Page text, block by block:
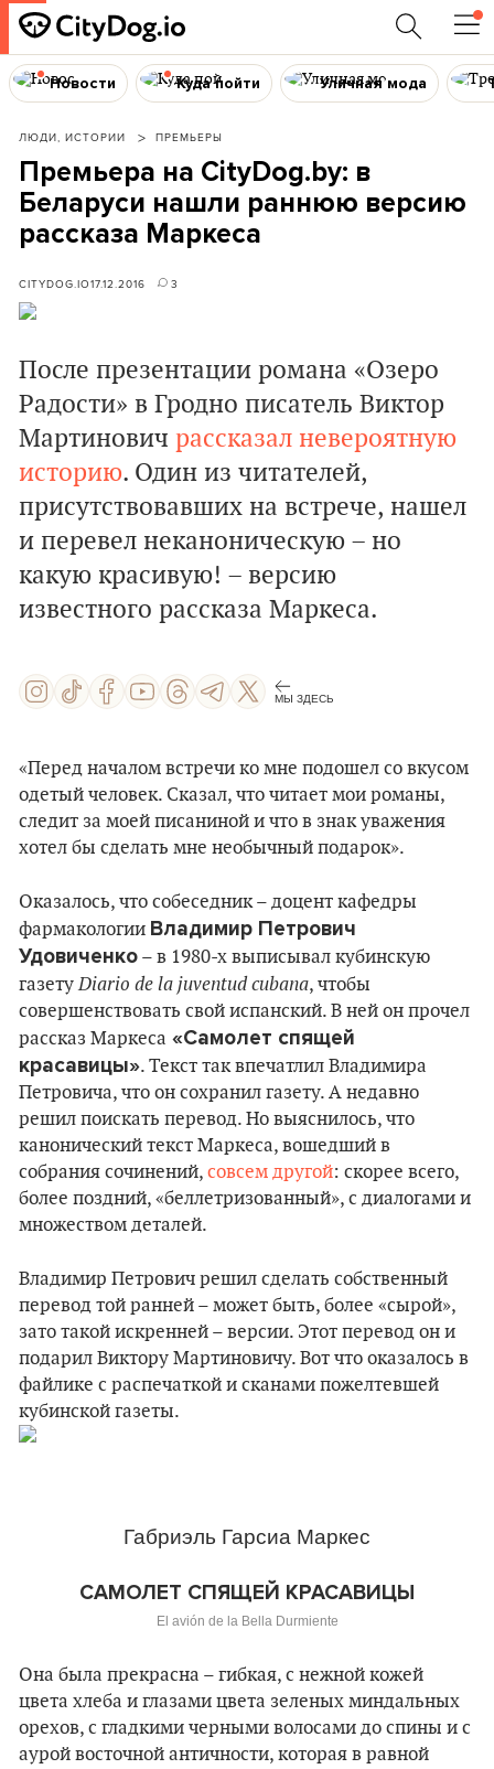
Новости Куда пойти Уличная мода
ЛЮДИ, ИСТОРИИ ПРЕМЬЕРЫ
Премьера на CityDog.by: в
Беларуси нашли раннюю версию
рассказа Маркеса
CITYDOG.IO17.12.2016 3
После презентации романа «Озеро
Радости» в Гродно писатель Виктор
Мартинович рассказал невероятную
историю. Один из читателей,
присутствовавших на встрече, нашел
и перевел неканоническую – но
какую красивую! – версию
известного рассказа Маркеса.
МЫ ЗДЕСЬ
«Перед началом встречи ко мне подошел со вкусом
одетый человек. Сказал, что читает мои романы,
следит за моей писаниной и что в знак уважения
хотел бы сделать мне необычный подарок».
Оказалось, что собеседник – доцент кафедры
фармакологии Владимир Петрович
Удовиченко – в 1980-х выписывал кубинскую
газетуDiario de la juventud cubana, чтобы
совершенствовать свой испанский. В ней он прочел
рассказ Маркеса «Самолет спящей
красавицы». Текст так впечатлил Владимира
Петровича, что он сохранил газету. А недавно
решил поискать перевод. Но выяснилось, что
канонический текст Маркеса, вошедший в
собрания сочинений, совсем другой: скорее всего,
более поздний, «беллетризованный», с диалогами и
множеством деталей.
Владимир Петрович решил сделать собственный
перевод той ранней – может быть, более «сырой»,
зато такой искренней – версии. Этот перевод он и
подарил Виктору Мартиновичу. Вот что оказалось в
файлике с распечаткой и сканами пожелтевшей
кубинской газеты.
Габриэль Гарсиа Маркес
САМОЛЕТ СПЯЩЕЙ КРАСАВИЦЫ
El avión de la Bella Durmiente
Она была прекрасна – гибкая, с нежной кожей
цвета хлеба и глазами цвета зеленых миндальных
орехов, с гладкими черными волосами до спины и с
аурой восточной античности, которая в равной